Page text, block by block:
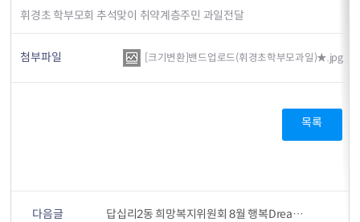
휘경초 학부모회 추석맞이 취약계층주민 과일전달
첨부파일 [크기변환]밴드업로드(휘경초학부모과일)★.jpg
목록
다음글 답십리2동 희망복지위원회 8월 행복Dream 생일축하 케이크 전달